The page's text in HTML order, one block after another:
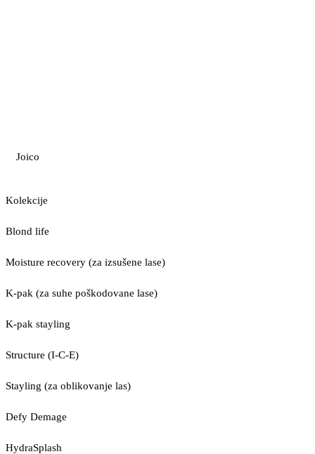
Joico
Kolekcije
Blond life
Moisture recovery (za izsušene lase)
K-pak (za suhe poškodovane lase)
K-pak stayling
Structure (I-C-E)
Stayling (za oblikovanje las)
Defy Demage
HydraSplash